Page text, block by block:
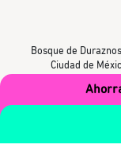
Bosque de
Ciudad de